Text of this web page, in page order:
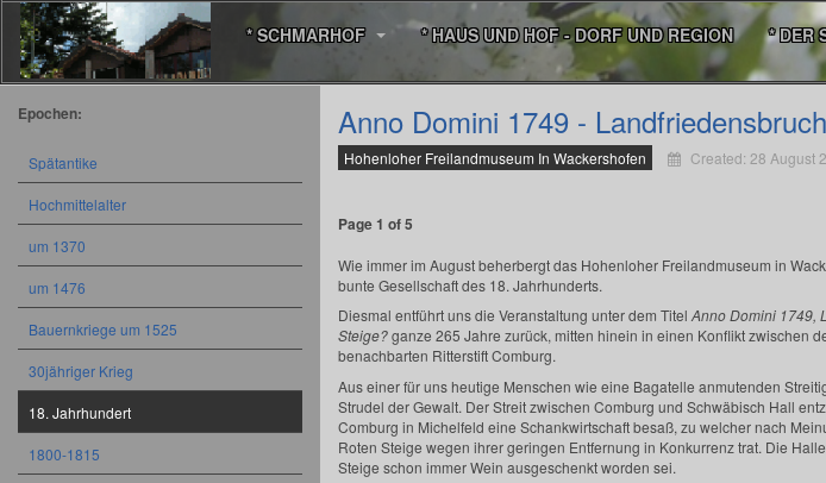
* SCHMARHOF * HAUS UND HOF - DORF UND REGION * DER
Anno Domini 1749 -
Hohenloher Freilandmuseum In Wackershofen Created: 28 August
Page 1 of 5
Wie immer im August beherbergt das Hohenloher Freilandmuseum in
bunte Gesellschaft des 18. Jahrhunderts.
Diesmal entführt uns die Veranstaltung unter dem Titel Anno Domini 1749,
Steige?ganze 265 Jahre zurück, mitten hinein in einen Konflikt zwischen
benachbarten Ritterstift Comburg.
Aus einer für uns heutige Menschen wie eine Bagatelle anmutenden
Strudel der Gewalt. Der Streit zwischen Comburg und Schwäbisch Hall
Comburg in Michelfeld eine Schankwirtschaft besaß, zu welcher nach
Roten Steige wegen ihrer geringen Entfernung in Konkurrenz trat. Die
Steige schon immer Wein ausgeschenkt worden sei.
Epochen:
Spätantike
Hochmittelalter
um 1370
um 1476
Bauernkriege um 1525
30jähriger Krieg
18. Jahrhundert
1800-1815